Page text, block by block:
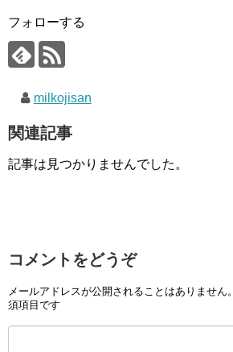
フォローする
milkojisan
関連記事
記事は見つかりませんでした。
コメントをどうぞ
メールアドレスが公開されることはありません。
須項目です